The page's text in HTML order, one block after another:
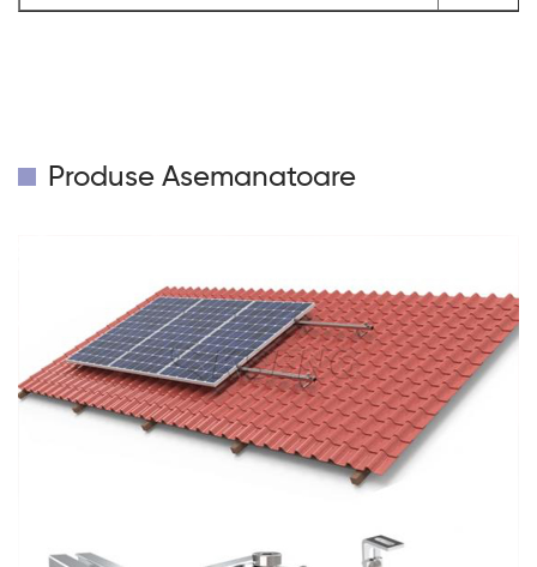
Produse Asemanatoare